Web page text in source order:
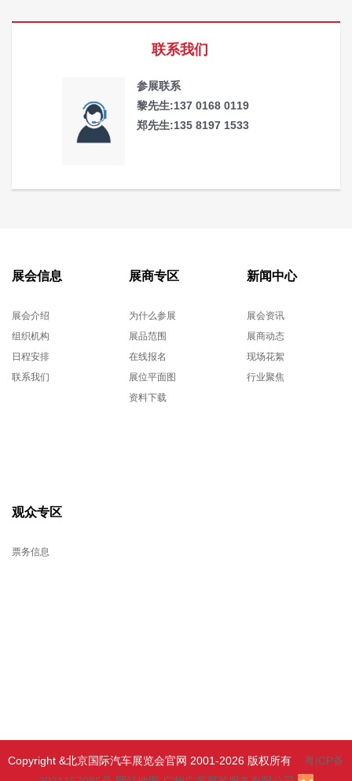
联系我们
参展联系
黎先生:137 0168 0119
郑先生:135 8197 1533
展会信息
展会介绍
组织机构
日程安排
联系我们
展商专区
为什么参展
展品范围
在线报名
展位平面图
资料下载
新闻中心
展会资讯
展商动态
现场花絮
行业聚焦
观众专区
票务信息
Copyright &北京国际汽车展览会官网 2001-2026 版权所有
粤ICP备